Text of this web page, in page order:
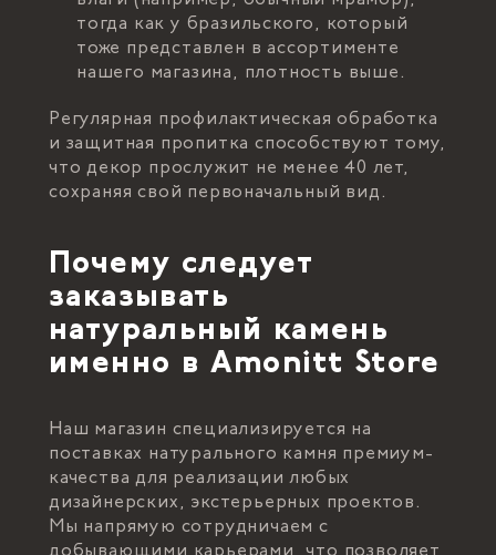
тогда как у бразильского, который
тоже представлен в ассортименте
нашего магазина, плотность выше.
Регулярная профилактическая обработка
и защитная пропитка способствуют тому,
что декор прослужит не менее 40 лет,
сохраняя свой первоначальный вид.
Почему следует
заказывать
натуральный камень
именно в Amonitt Store
Наш магазин специализируется на
поставках натурального камня премиум-
качества для реализации любых
дизайнерских, экстерьерных проектов.
Мы напрямую сотрудничаем с
добывающими карьерами, что позволяет